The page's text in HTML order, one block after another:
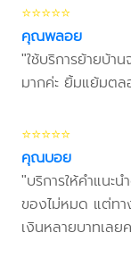
⭐⭐⭐⭐⭐
คุณพลอย
"ใช้บริการย้ายบ้า
มากค่ะ ยิ้มแย้มตล
⭐⭐⭐⭐⭐
คุณบอย
"บริการให้คำแนะ
ของไม่หมด แต่ทา
เงินหลายบาทเลย